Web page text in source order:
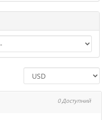
0 Доступний